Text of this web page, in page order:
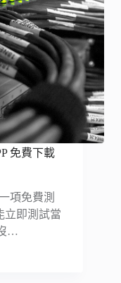
免費下載
項免費測
立即測試當
…